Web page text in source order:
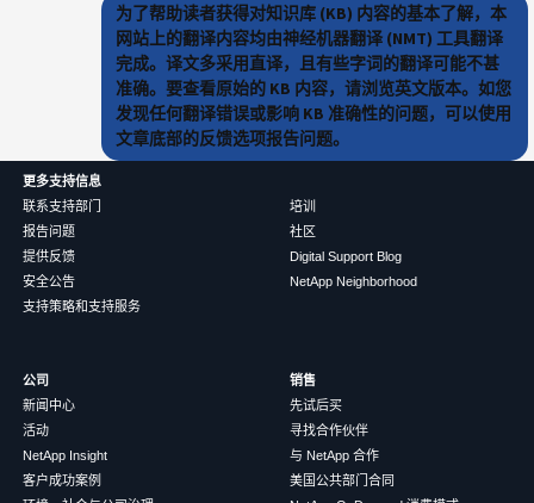
为了帮助读者获得对知识库 (KB) 内容的基本了解，本
网站上的翻译内容均由神经机器翻译 (NMT) 工具翻译
完成。译文多采用直译，且有些字词的翻译可能不甚
准确。要查看原始的 KB 内容，请浏览英文版本。如您
发现任何翻译错误或影响 KB 准确性的问题，可以使用
文章底部的反馈选项报告问题。
更多支持信息
联系支持部门
报告问题
提供反馈
安全公告
支持策略和支持服务
培训
社区
Digital Support Blog
NetApp Neighborhood
公司
新闻中心
活动
NetApp Insight
客户成功案例
销售
先试后买
寻找合作伙伴
与 NetApp 合作
美国公共部门合同